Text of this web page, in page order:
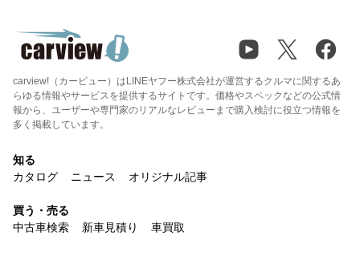
carview!（カービュー）はLINEヤフー株式会社が運営するクルマに関するあ
らゆる情報やサービスを提供するサイトです。価格やスペックなどの公式情
報から、ユーザーや専門家のリアルなレビューまで購入検討に役立つ情報を
多く掲載しています。
知る
カタログ
ニュース オリジナル記事
買う・売る
中古車検索
新車見積り 車買取